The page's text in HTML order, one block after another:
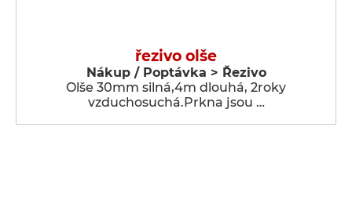
řezivo olše
Nákup / Poptávka > Řezivo
Olše 30mm silná,4m dlouhá, 2roky
vzduchosuchá.Prkna jsou …